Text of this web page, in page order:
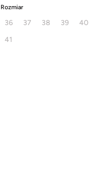
Rozmiar
36 37 38 39
40
41